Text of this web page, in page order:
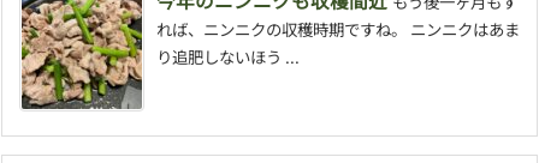
れば、ニンニクの収穫時期ですね。 ニンニクはあま
り追肥しないほう ...